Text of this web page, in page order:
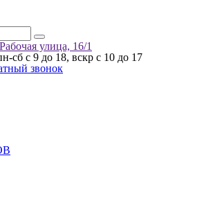
улица, 16/1
сб с 9 до 18, вскр с 10 до 17
звонок